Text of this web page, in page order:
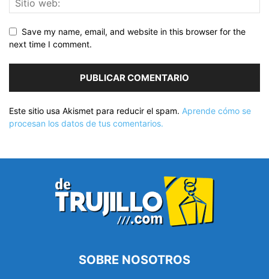
Save my name, email, and website in this browser for the
next time I comment.
Este sitio usa Akismet para reducir el spam. Aprende cómo se
procesan los datos de tus comentarios.
SOBRE NOSOTROS